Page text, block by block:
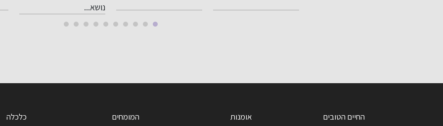
נושא...
החיים הטובים
אומנות
המומחים
כלכלה